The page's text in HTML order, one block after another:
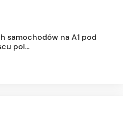
samochodów na A1 pod
pol...